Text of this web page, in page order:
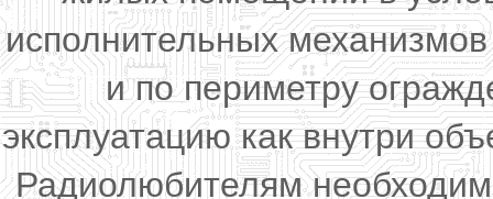
исполнительных
и по периметру
эксплуатацию как внутри
Радиолюбителям